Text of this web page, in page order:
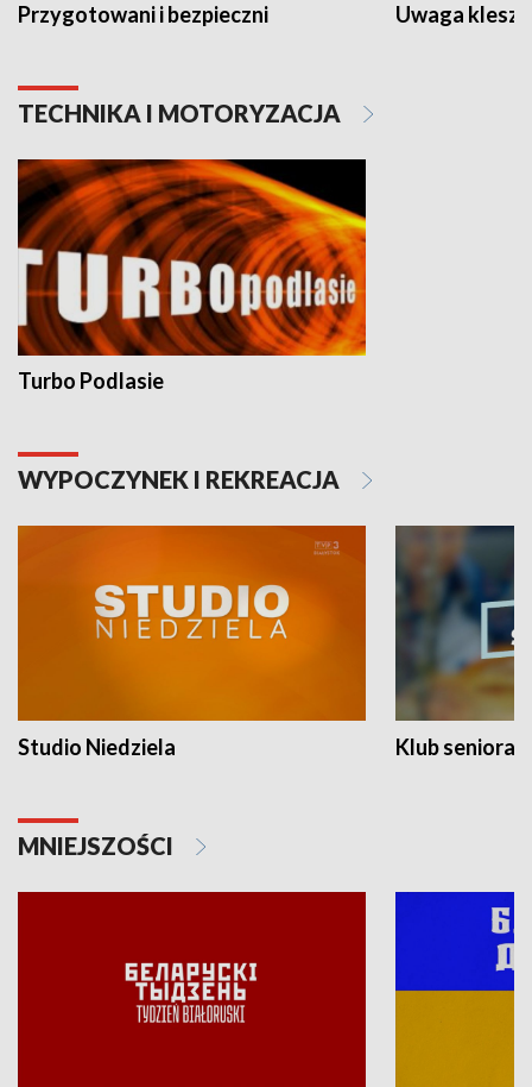
Przygotowani i bezpieczni Uwaga
TECHNIKA I MOTORYZACJA
Turbo Podlasie
WYPOCZYNEK I REKREACJA
Studio Niedziela Klub seniora
MNIEJSZOŚCI